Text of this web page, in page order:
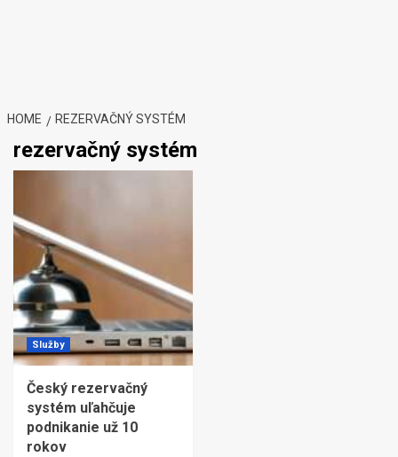
HOME REZERVAČNÝ SYSTÉM
rezervačný systém
Služby
Český rezervačný
systém uľahčuje
podnikanie už 10
rokov